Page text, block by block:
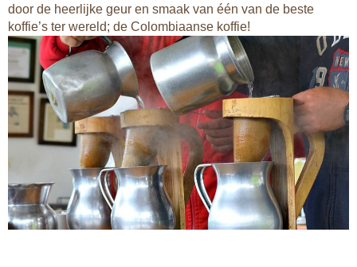
door de heerlijke geur en smaak van één van de beste
koffie’s ter wereld; de Colombiaanse koffie!